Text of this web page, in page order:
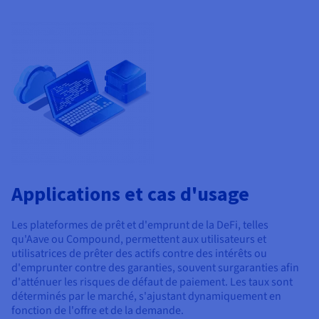
Applications et cas d'usage
Les plateformes de prêt et d'emprunt de la DeFi, telles
qu'Aave ou Compound, permettent aux utilisateurs et
utilisatrices de prêter des actifs contre des intérêts ou
d'emprunter contre des garanties, souvent surgaranties afin
d'atténuer les risques de défaut de paiement. Les taux sont
déterminés par le marché, s'ajustant dynamiquement en
fonction de l'offre et de la demande.